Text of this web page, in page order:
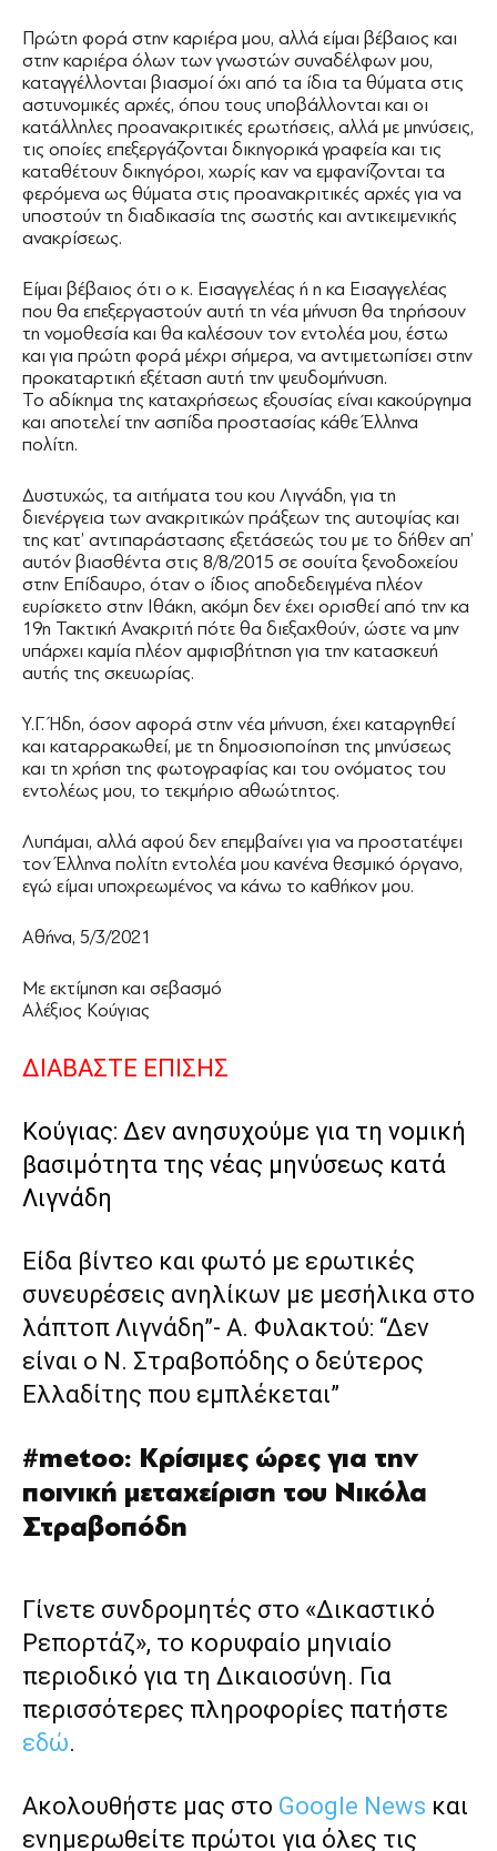
Πρώτη φορά στην καριέρα μου, αλλά είμαι βέβαιος και
στην καριέρα όλων των γνωστών συναδέλφων μου,
καταγγέλλονται βιασμοί όχι από τα ίδια τα θύματα στις
αστυνομικές αρχές, όπου τους υποβάλλονται και οι
κατάλληλες προανακριτικές ερωτήσεις, αλλά με μηνύσεις,
τις οποίες επεξεργάζονται δικηγορικά γραφεία και τις
καταθέτουν δικηγόροι, χωρίς καν να εμφανίζονται τα
φερόμενα ως θύματα στις προανακριτικές αρχές για να
υποστούν τη διαδικασία της σωστής και αντικειμενικής
ανακρίσεως.
Είμαι βέβαιος ότι ο κ. Εισαγγελέας ή η κα Εισαγγελέας
που θα επεξεργαστούν αυτή τη νέα μήνυση θα τηρήσουν
τη νομοθεσία και θα καλέσουν τον εντολέα μου, έστω
και για πρώτη φορά μέχρι σήμερα, να αντιμετωπίσει στην
προκαταρτική εξέταση αυτή την ψευδομήνυση.
Το αδίκημα της καταχρήσεως εξουσίας είναι κακούργημα
και αποτελεί την ασπίδα προστασίας κάθε Έλληνα
πολίτη.
Δυστυχώς, τα αιτήματα του κου Λιγνάδη, για τη
διενέργεια των ανακριτικών πράξεων της αυτοψίας και
της κατ’ αντιπαράστασης εξετάσεώς του με το δήθεν απ’
αυτόν βιασθέντα στις 8/8/2015 σε σουίτα ξενοδοχείου
στην Επίδαυρο, όταν ο ίδιος αποδεδειγμένα πλέον
ευρίσκετο στην Ιθάκη, ακόμη δεν έχει ορισθεί από την κα
19η Τακτική Ανακριτή πότε θα διεξαχθούν, ώστε να μην
υπάρχει καμία πλέον αμφισβήτηση για την κατασκευή
αυτής της σκευωρίας.
Υ.Γ. Ήδη, όσον αφορά στην νέα μήνυση, έχει καταργηθεί
και καταρρακωθεί, με τη δημοσιοποίηση της μηνύσεως
και τη χρήση της φωτογραφίας και του ονόματος του
εντολέως μου, το τεκμήριο αθωώτητος.
Λυπάμαι, αλλά αφού δεν επεμβαίνει για να προστατέψει
τον Έλληνα πολίτη εντολέα μου κανένα θεσμικό όργανο,
εγώ είμαι υποχρεωμένος να κάνω το καθήκον μου.
Αθήνα, 5/3/2021
Με εκτίμηση και σεβασμό
Αλέξιος Κούγιας
ΔΙΑΒΑΣΤΕ ΕΠΙΣΗΣ
Κούγιας: Δεν ανησυχούμε για τη νομική
βασιμότητα της νέας μηνύσεως κατά
Λιγνάδη
Είδα βίντεο και φωτό με ερωτικές
συνευρέσεις ανηλίκων με μεσήλικα στο
λάπτοπ Λιγνάδη”- Α. Φυλακτού: “Δεν
είναι ο Ν. Στραβοπόδης ο δεύτερος
Ελλαδίτης που εμπλέκεται”
#metoo: Κρίσιμες ώρες για την
ποινική μεταχείριση του Νικόλα
Στραβοπόδη
Γίνετε συνδρομητές στο «Δικαστικό
Ρεπορτάζ», το κορυφαίο μηνιαίο
περιοδικό για τη Δικαιοσύνη. Για
περισσότερες πληροφορίες πατήστε
εδώ.
Ακολουθήστε μας στο Google News και
ενημερωθείτε πρώτοι για όλες τις